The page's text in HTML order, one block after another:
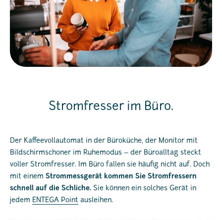
Stromfresser im Büro.
Der Kaffeevollautomat in der Büroküche, der Monitor mit
Bildschirmschoner im Ruhemodus – der Büroalltag steckt
voller Stromfresser. Im Büro fallen sie häufig nicht auf. Doch
mit einem Strommessgerät kommen Sie Stromfressern
schnell auf die Schliche. Sie können ein solches Gerät in
jedem ENTEGA Point ausleihen.